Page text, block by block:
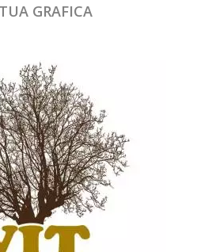
GRAFICA